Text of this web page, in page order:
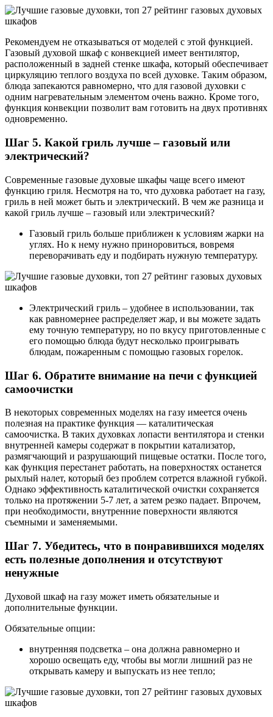
Рекомендуем не отказываться от моделей с этой функцией.
Газовый духовой шкаф с конвекцией имеет вентилятор,
расположенный в задней стенке шкафа, который обеспечивает
циркуляцию теплого воздуха по всей духовке. Таким образом,
блюда запекаются равномерно, что для газовой духовки с
одним нагревательным элементом очень важно. Кроме того,
функция конвекции позволит вам готовить на двух противнях
одновременно.
Шаг 5. Какой гриль лучше – газовый или
электрический?
Современные газовые духовые шкафы чаще всего имеют
функцию гриля. Несмотря на то, что духовка работает на газу,
гриль в ней может быть и электрический. В чем же разница и
какой гриль лучше – газовый или электрический?
Газовый гриль больше приближен к условиям жарки на
углях. Но к нему нужно приноровиться, вовремя
переворачивать еду и подбирать нужную температуру.
Электрический гриль – удобнее в использовании, так
как равномернее распределяет жар, и вы можете задать
ему точную температуру, но по вкусу приготовленные с
его помощью блюда будут несколько проигрывать
блюдам, пожаренным с помощью газовых горелок.
Шаг 6. Обратите внимание на печи с функцией
самоочистки
В некоторых современных моделях на газу имеется очень
полезная на практике функция — каталитическая
самоочистка. В таких духовках лопасти вентилятора и стенки
внутренней камеры содержат в покрытии катализатор,
размягчающий и разрушающий пищевые остатки. После того,
как функция перестанет работать, на поверхностях останется
рыхлый налет, который без проблем сотрется влажной губкой.
Однако эффективность каталитической очистки сохраняется
только на протяжении 5-7 лет, а затем резко падает. Впрочем,
при необходимости, внутренние поверхности являются
съемными и заменяемыми.
Шаг 7. Убедитесь, что в понравившихся моделях
есть полезные дополнения и отсутствуют
ненужные
Духовой шкаф на газу может иметь обязательные и
дополнительные функции.
Обязательные опции:
внутренняя подсветка – она должна равномерно и
хорошо освещать еду, чтобы вы могли лишний раз не
открывать камеру и выпускать из нее тепло;